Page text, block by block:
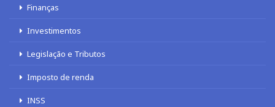
Finanças
Investimentos
Legislação e Tributos
Imposto de renda
INSS